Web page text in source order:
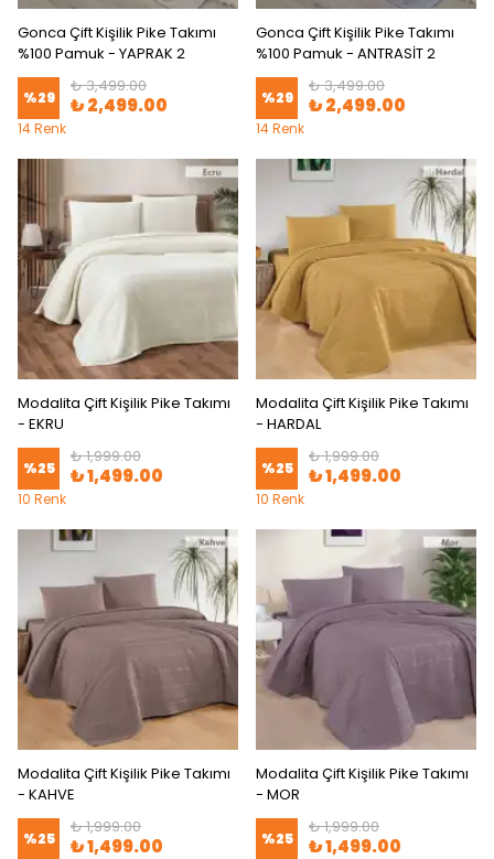
Gonca Çift Kişilik Pike Takımı
%100 Pamuk - YAPRAK 2
%29
₺ 3,499.00
₺ 2,499.00
14 Renk
Gonca Çift Kişilik Pike Takımı
%100 Pamuk - ANTRASİT 2
%29
₺ 3,499.00
₺ 2,499.00
14 Renk
Modalita Çift Kişilik Pike Takımı
- EKRU
%25
₺ 1,999.00
₺ 1,499.00
10 Renk
Modalita Çift Kişilik Pike Takımı
- HARDAL
%25
₺ 1,999.00
₺ 1,499.00
10 Renk
Modalita Çift Kişilik Pike Takımı
- KAHVE
%25
₺ 1,999.00
₺ 1,499.00
Modalita Çift Kişilik Pike Takımı
- MOR
%25
₺ 1,999.00
₺ 1,499.00